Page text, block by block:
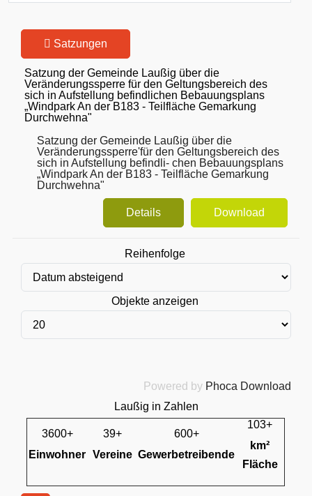
Satzungen
Satzung der Gemeinde Laußig über die
Veränderungssperre für den Geltungsbereich des
sich in Aufstellung befindlichen Bebauungsplans
„Windpark An der B183 - Teilfläche Gemarkung
Durchwehna"
Satzung der Gemeinde Laußig über die
Veränderungssperre'für den Geltungsbereich des
sich in Aufstellung befindli- chen Bebauungsplans
„Windpark An der B183 - Teilfläche Gemarkung
Durchwehna"
Download
Details
Reihenfolge
Objekte anzeigen
Powered by Phoca Download
Laußig in Zahlen
3600+
Einwohner
39+
Vereine
600+
Gewerbetreibende
103+
km²
Fläche